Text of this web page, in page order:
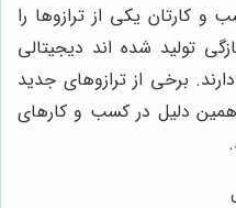
کارتان یکی از ترازوها را
تولید شده اند دیجیتالی
برخی از ترازوهای جدید
همین دلیل در کسب و کارهای